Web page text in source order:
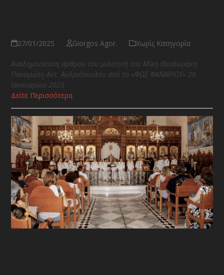
27/01/2025 Giorgos Agor. Χωρίς Κατηγορία
Αναδημοσίευση άρθρου του μελετητή του Μίκη Θεοδωράκη
Παναγιώτη Αντ. Ανδριόπουλου από το «ΦΩΣ ΦΑΝΑΡΙΟΥ» 26
Ιανουαρίου 2025
Δείτε Περισσότερα